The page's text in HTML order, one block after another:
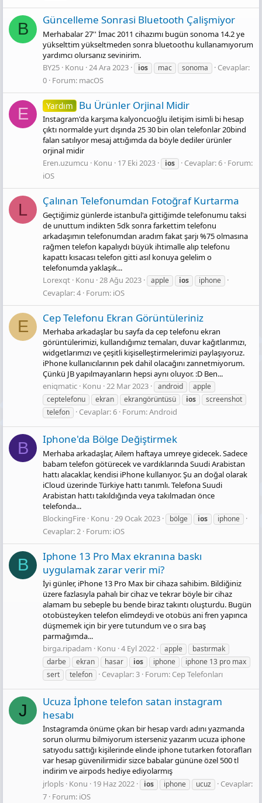
B Güncelleme Sonrasi Bluetooth Çalişmiyor
Merhabalar 27'' İmac 2011 cihazımı bugün sonoma 14.2 ye
yükselttim yükseltmeden sonra bluetoothu kullanamıyorum
yardımcı olursanız sevinirim.
BY25 Konu 24 Ara 2023 ios mac sonoma
Cevaplar:
0 Forum: macOS
E Yardım Bu Ürünler Orjinal Midir
Instagram'da karşıma kalyoncuoğlu iletişim isimli bi hesap
çıktı normalde yurt dışında 25 30 bin olan telefonlar 20bind
falan satılıyor mesaj attığımda da böyle dediler ürünler
orjinal midir
Eren.uzumcu
Konu 17 Eki 2023 ios Cevaplar: 6 Forum:
iOS
L Çalınan Telefonumdan Fotoğraf Kurtarma
Geçtiğimiz günlerde istanbul'a gittiğimde telefonumu taksi
de unuttum indikten 5dk sonra farkettim telefonu
arkadaşımın telefonumdan aradım fakat şarjı %75 olmasına
rağmen telefon kapalıydı büyük ihtimalle alıp telefonu
kapattı kısacası telefon gitti asıl konuya gelelim o
telefonumda yaklaşık...
Lorexqt Konu 28 Ağu 2023 apple ios iphone
Cevaplar: 4 Forum: iOS
E Cep Telefonu Ekran Görüntüleriniz
Merhaba arkadaşlar bu sayfa da cep telefonu ekran
görüntülerimizi, kullandığımız temaları, duvar kağıtlarımızı,
widgetlarımızı ve çeşitli kişiselleştirmelerimizi paylaşıyoruz.
iPhone kullanıcılarının pek dahil olacağını zannetmiyorum.
Çünkü JB yapılmayanların hepsi aynı oluyor. :D Ben...
eniqmatic Konu 22 Mar 2023 android
apple
ceptelefonu
ekran ekrangörüntüsü ios
screenshot
telefon
Cevaplar: 6 Forum:Android
B Iphone'da Bölge Değiştirmek
Merhaba arkadaşlar, Ailem haftaya umreye gidecek. Sadece
babam telefon götürecek ve vardıklarında Suudi Arabistan
hattı alacaklar, kendisi iPhone kullanıyor. Şu an doğal olarak
iCloud üzerinde Türkiye hattı tanımlı. Telefona Suudi
Arabistan hattı takıldığında veya takılmadan önce
telefonda...
BlockingFire Konu 29 Ocak 2023 bölge ios iphone
Cevaplar: 2 Forum: iOS
B
Iphone 13 Pro Max ekranına baskı
uygulamak zarar verir mi?
İyi günler, iPhone 13 Pro Max bir cihaza sahibim. Bildiğiniz
üzere fazlasıyla pahalı bir cihaz ve tekrar böyle bir cihaz
alamam bu sebeple bu bende biraz takıntı oluşturdu. Bugün
otobüsteyken telefon elimdeydi ve otobüs ani fren yapınca
düşmemek için bir yere tutundum ve o sıra baş
parmağımda...
birga.ripadam
Konu 4 Eyl 2022 apple
bastırmak
darbe
ekran hasar ios iphone
iphone 13 pro max
sert
telefon Cevaplar: 3 Forum: Cep Telefonları
J
Ucuza İphone telefon satan instagram
hesabı
İnstagramda önüme çıkan bir hesap vardı adını yazmanda
sorun olurmu bilmiyorum isterseniz yazarım ucuza iphone
satıyodu sattığı kişilerinde elinde iphone tutarken fotorafları
var hesap güvenilirmidir sizce babalar gününe özel 500 tl
indirim ve airpods hediye ediyolarmış
jrlopls Konu 19 Haz 2022 ios iphone ucuz
Cevaplar:
7 Forum: iOS